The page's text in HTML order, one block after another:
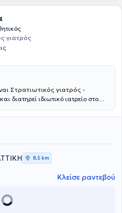
γιατρός
Στρατιωτικός γιατρός -
και διατηρεί ιδιωτικό ιατρείο στο
Πανεπιστήμιο
και Καποδιστριακό
την αποκατάσταση βλαβών
πόνου σπονδυλικής προέλευσης.
Φυσική Ιατρική και Αποκατάσταση
Στρατιωτικό Νοσοκομείο
Αττικής ΚΑΤ, ενώ έχει
Παίδων Αθηνών Παναγιώτη και
8,5 km
Κλείσε ραντεβού